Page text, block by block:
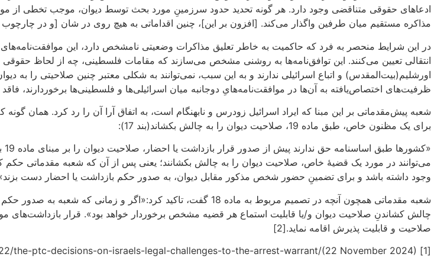
ادعاهای حقوقی متناقضی وجود دارد. هر گونه تحدید حدود سرزمینِ مورد بحث توسط دیوان، موجب تخطی از
مذاکره مستقیم میان طرفین واگذار می‌کند. [افزون بر این]، چنین اقداماتی به هیچ روی در شان [و در
در این شرایط منحصر به فرد که حاکمیت به خاطر تعلیق مذاکرات وضعیتی نامشخص دارد، این
انتقالی تعیین می‌کنند. این توافق‌نامه‌ها به روشنی مشخص می‌سازند که مقامات فلسطینی، چه از لحاظ
اورشلیم(بیت‌المقدس) و اتباع اسرائیلی ندارند و به این سبب، نمی‌توانند به شکلی معتبر چنین صلاحیتی را به
ظرفیت‌های اختصاص‌یافته به آن‌ها در موافقت‌نامه‌هایِ دوجانبه میان اسرائیلی‌ها و فلسطینی‌ها برخوردارند،
شعبه پیش‌مقدماتی بر این مبنا که ایراد اسرائیل زودرس و نابهنگام است، به اتفاق آرا آن را رد کرد. همان
برای یک مظنون خاص، طبق ماده 19، صلاحیت دیوان را به چالش بکشاند(بند 17):
می‌توانند در مورد یک قضیۀ خاص، صلاحیت دیوان را به چالش بکشانند؛ یعنی پس از آن که شعبه مقدماتی
وجود داشته باشد و برای تضمینِ حضور شخص مذکور مقابل دیوان، به صدور حکم بازداشت یا احضار دست
شعبه مقدماتی همچون آنچه در تصمیم مربوط به ماده 18 گفت، تاکید
چالش کشاندنِ صلاحیت دیوان و/یا قابلیت استماع هر قضیه مشخص برخوردار خواهد بود». قرار بازداشت‌های
صلاحیت و قابلیت پذیرش اقامه نماید.[2]
[1] https://opiniojuris.org/2024/11/22/the-ptc-decisions-on-israels-legal-challenges-to-the-arrest-warrant/(22 November 2024)